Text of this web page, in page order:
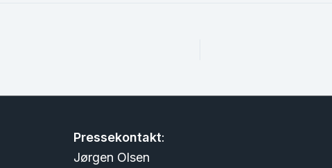
Pressekontakt:
Jørgen Olsen